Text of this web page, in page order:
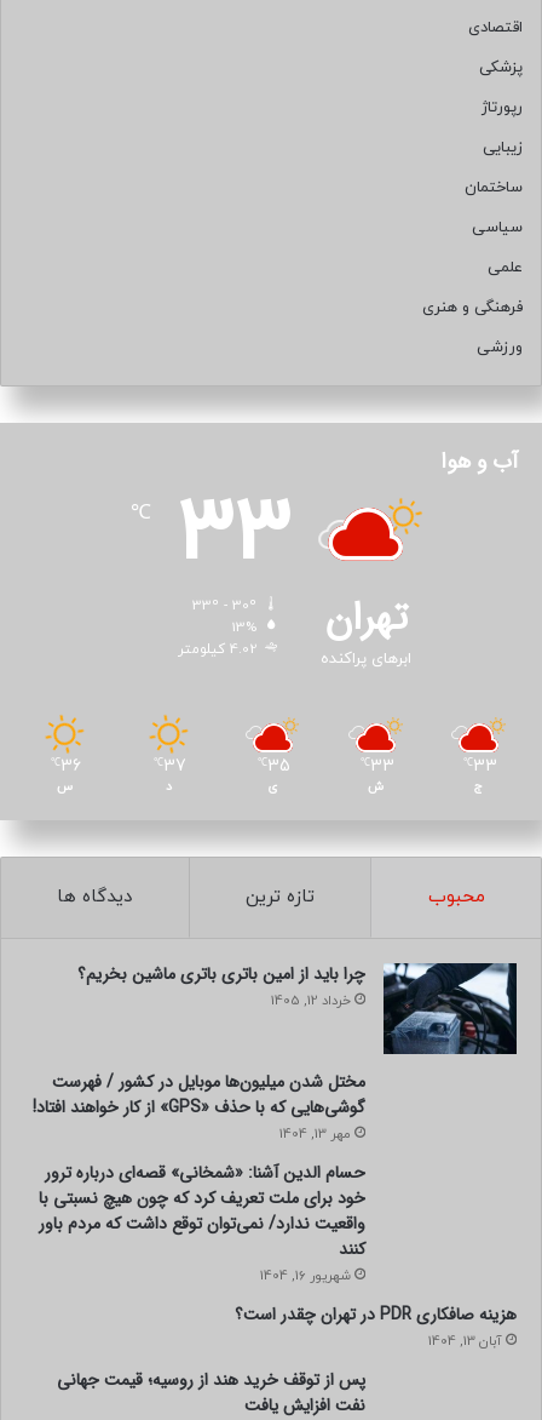
اقتصادی
پزشکی
رپورتاژ
زیبایی
ساختمان
سیاسی
علمی
فرهنگی و هنری
ورزشی
آب و هوا
تهران
ابرهای پراکنده
33
℃
13%
4.02 کیلومتر
33
℃
ج
33
℃
ش
35
℃
ی
37
℃
د
36
℃
س
محبوب تازه ترین دیدگاه ها
چرا باید از امین باتری باتری ماشین بخریم؟
خرداد 12, 1405
مختل شدن میلیون‌ها موبایل در کشور / فهرست
گوشی‌هایی که با حذف «GPS» از کار خواهند افتاد!
مهر 13, 1404
حسام الدین آشنا: «شمخانی» قصه‌ای درباره ترور
خود برای ملت تعریف کرد که چون هیچ نسبتی با
واقعیت ندارد/ نمی‌توان توقع داشت که مردم باور
کنند
شهریور 16, 1404
هزینه صافکاری PDR در تهران چقدر است؟
آبان 13, 1404
پس از توقف خرید هند از روسیه؛ قیمت جهانی
نفت افزایش یافت